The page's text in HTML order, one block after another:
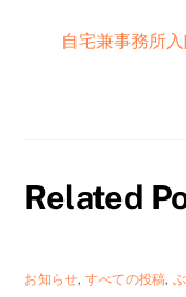
自宅兼事務所
Related
お知らせ, すべての投稿,